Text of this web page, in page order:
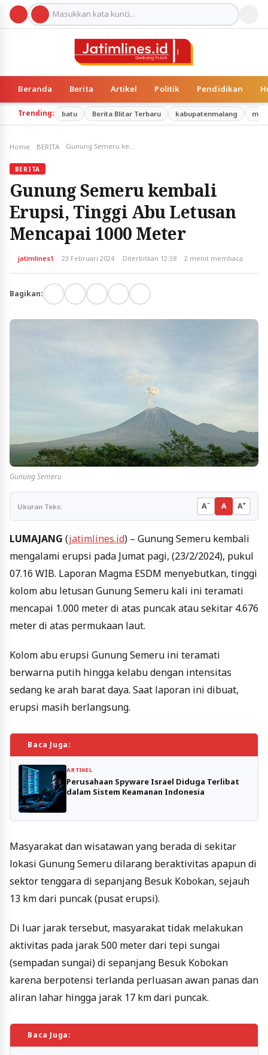
Beranda Berita Artikel Politik Pendidikan
Trending: batu Berita Blitar Terbaru kabupatenmalang
Home BERITA
BERITA
Gunung Semeru kembali
Erupsi, Tinggi Abu Letusan
Mencapai 1000 Meter
jatimlines1 23 Februari 2024 Diterbitkan 12:38 2 menit membaca
Bagikan:
Gunung Semeru
Ukuran Teks: A− A A+
LUMAJANG (jatimlines.id) – Gunung Semeru kembali
mengalami erupsi pada Jumat pagi, (23/2/2024), pukul
07.16 WIB. Laporan Magma ESDM menyebutkan, tinggi
kolom abu letusan Gunung Semeru kali ini teramati
mencapai 1.000 meter di atas puncak atau sekitar 4.676
meter di atas permukaan laut.
Kolom abu erupsi Gunung Semeru ini teramati
berwarna putih hingga kelabu dengan intensitas
sedang ke arah barat daya. Saat laporan ini dibuat,
erupsi masih berlangsung.
Baca Juga:
ARTIKEL
Perusahaan Spyware Israel Diduga Terlibat
dalam Sistem Keamanan Indonesia
Masyarakat dan wisatawan yang berada di sekitar
lokasi Gunung Semeru dilarang beraktivitas apapun di
sektor tenggara di sepanjang Besuk Kobokan, sejauh
13 km dari puncak (pusat erupsi).
Di luar jarak tersebut, masyarakat tidak melakukan
aktivitas pada jarak 500 meter dari tepi sungai
(sempadan sungai) di sepanjang Besuk Kobokan
karena berpotensi terlanda perluasan awan panas dan
aliran lahar hingga jarak 17 km dari puncak.
Baca Juga: